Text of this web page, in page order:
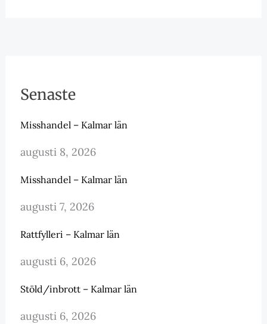
Senaste
Misshandel – Kalmar län
augusti 8, 2026
Misshandel – Kalmar län
augusti 7, 2026
Rattfylleri – Kalmar län
augusti 6, 2026
Stöld/inbrott – Kalmar län
augusti 6, 2026